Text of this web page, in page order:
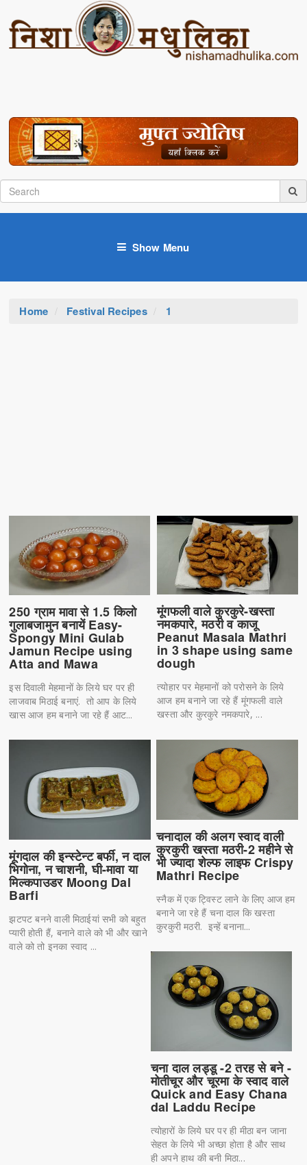
Show Menu
Home Festival Recipes 1
250 ग्राम मावा से 1.5 किलो
गुलाबजामुन बनायें Easy-
Spongy Mini Gulab
Jamun Recipe using
Atta and Mawa
इस दिवाली मेहमानों के लिये घर पर ही
लाजवाब मिठाई बनाएं. तो आप के लिये
खास आज हम बनाने जा रहे हैं आट...
मूंगफली वाले कुरकुरे-खस्ता
नमकपारे, मठरी व काजू
Peanut Masala Mathri
in 3 shape using same
dough
त्योहार पर मेहमानों को परोसने के लिये
आज हम बनाने जा रहे हैं मूंगफली वाले
खस्ता और कुरकुरे नमकपारे, ...
मूंगदाल की इन्स्टेन्ट बर्फी, न दाल
भिगोना, न चाशनी, घी-मावा या
मिल्कपाउडर Moong Dal
Barfi
झटपट बनने वाली मिठाईयां सभी को बहुत
प्यारी होती हैं, बनाने वाले को भी और खाने
वाले को तो इनका स्वाद ...
चनादाल की अलग स्वाद वाली
कुरकुरी खस्ता मठरी-2 महीने से
भी ज्यादा शेल्फ लाइफ Crispy
Mathri Recipe
स्नैक में एक ट्विस्ट लाने के लिए आज हम
बनाने जा रहे हैं चना दाल कि खस्ता
कुरकुरी मठरी. इन्हें बनाना...
चना दाल लड्डू -2 तरह से बने -
मोतीचूर और चूरमा के स्वाद वाले
Quick and Easy Chana
dal Laddu Recipe
त्योहारों के लिये घर पर ही मीठा बन जाना
सेहत के लिये भी अच्छा होता है और साथ
ही अपने हाथ की बनी मिठा...